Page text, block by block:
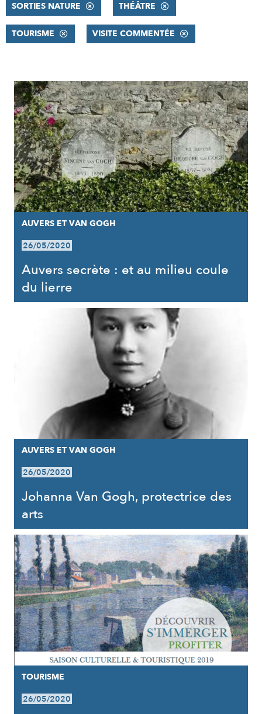
SORTIES NATURE THÉÂTRE
TOURISME VISITE COMMENTÉE
RÉSULTATS
AUVERS ET VAN GOGH
26/05/2020
Auvers secrète : et au milieu coule
du lierre
AUVERS ET VAN GOGH
26/05/2020
Johanna Van Gogh, protectrice des
arts
TOURISME
26/05/2020